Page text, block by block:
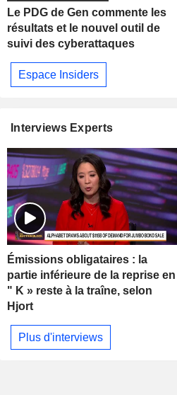
Le PDG de Gen commente les
résultats et le nouvel outil de
suivi des cyberattaques
Espace Insiders
Interviews Experts
Émissions obligataires : la
partie inférieure de la reprise en
" K » reste à la traîne, selon
Hjort
Plus d'interviews